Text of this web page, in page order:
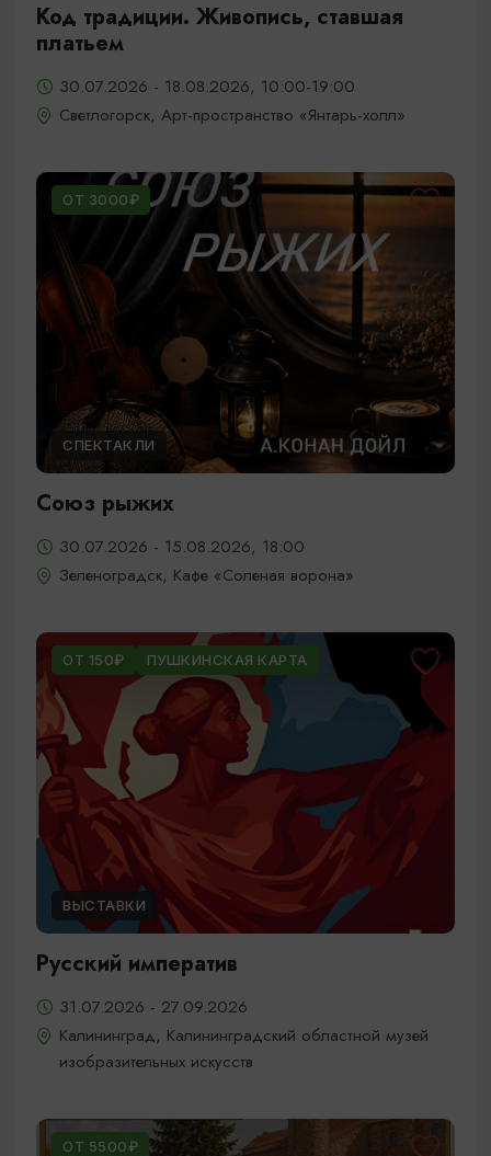
Код традиции. Живопись, ставшая
платьем
30.07.2026 - 18.08.2026, 10:00-19:00
Светлогорск, Арт-пространство «Янтарь-холл»
ОТ 3000₽
СПЕКТАКЛИ
Союз рыжих
30.07.2026 - 15.08.2026, 18:00
Зеленоградск, Кафе «Соленая ворона»
ОТ 150₽ ПУШКИНСКАЯ КАРТА
ВЫСТАВКИ
Русский императив
31.07.2026 - 27.09.2026
Калининград, Калининградский областной музей
изобразительных искусств
ОТ 5500₽